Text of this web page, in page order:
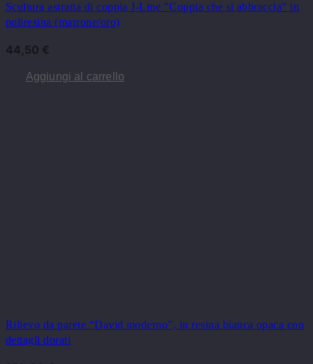
Scultura astratta di coppia J-Line "Coppia che si abbraccia" in
poliresina (marrone/oro)
44,50 €
Aggiungi al carrello
Rilievo da parete “David moderno”, in resina bianca opaca con
dettagli dorati